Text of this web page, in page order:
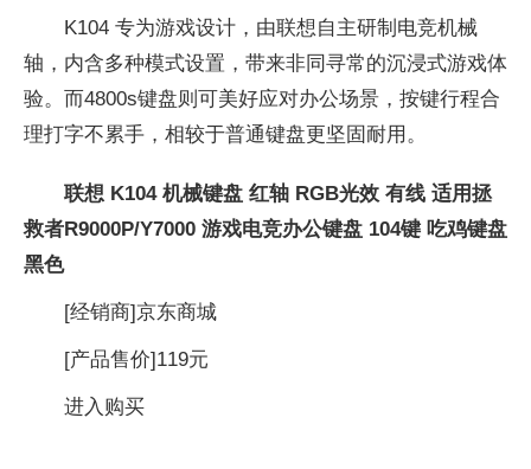
K104 专为游戏设计，由联想自主研制电竞机械
轴，内含多种模式设置，带来非同寻常的沉浸式游戏体
验。而4800s键盘则可美好应对办公场景，按键行程合
理打字不累手，相较于普通键盘更坚固耐用。
联想 K104 机械键盘 红轴 RGB光效 有线 适用拯
救者R9000P/Y7000 游戏电竞办公键盘 104键 吃鸡键盘
黑色
[经销商]京东商城
[产品售价] 119元
进入购买